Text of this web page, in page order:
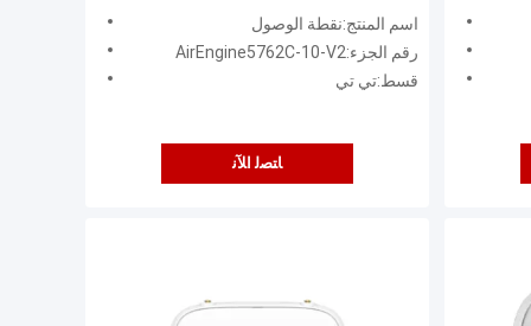
نقطة وصول لاسلكية عالية السرعة
2.975 جيجابت في الثانية
اسم المنتج:نقطة الوصول
رقم الجزء:AirEngine5762C-10-V2
قسط:تي تي
ﺎﺘﺼﻟ ﺍﻶﻧ